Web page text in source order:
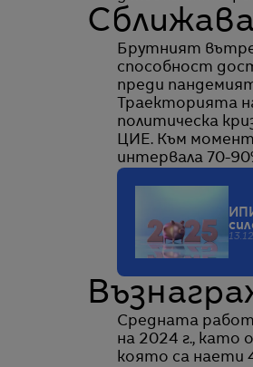
Брутният
способност
преди
Траекторията
политическа
ЦИЕ. Към
интервала 70-
Средната
на 2024 г., като
която са наети